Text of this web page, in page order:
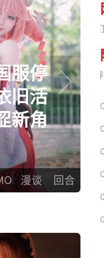
服停
旧活
新角 next
漫谈 回合
网易搜
《魔兽世